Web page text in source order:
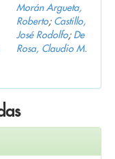
Morán Argueta,
Roberto; Castillo,
José Rodolfo; De
Rosa, Claudio M.